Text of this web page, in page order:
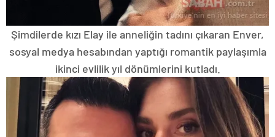
Şimdilerde kızı Elay ile anneliğin tadını çıkaran Enver,
sosyal medya hesabından yaptığı romantik paylaşımla
ikinci evlilik yıl dönümlerini kutladı.